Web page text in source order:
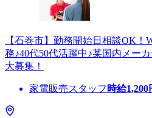
【石巻市】勤務開始日相談OK
務♪40代50代活躍中♪某国内メー
大募集！
家電販売スタッフ 時給1,200